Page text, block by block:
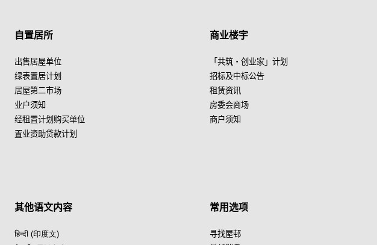
自置居所
出售居屋单位
绿表置居计划
居屋第二市场
业户须知
经租置计划购买单位
置业资助贷款计划
商业楼宇
「共筑・创业家」计划
招标及中标公告
租赁资讯
房委会商场
商户须知
其他语文内容
हिन्दी (印度文)
常用选项
寻找屋邨